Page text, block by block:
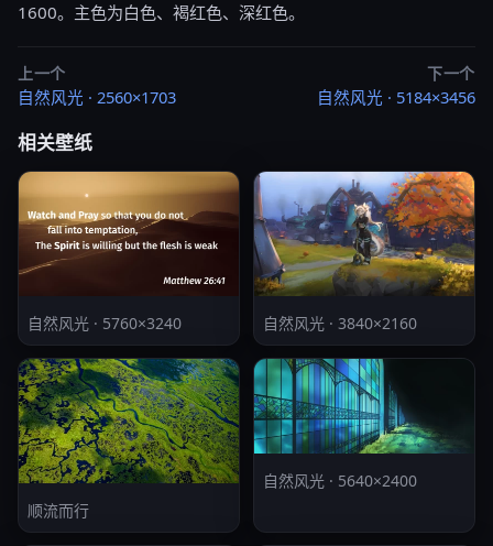
1600。主色为白色、褐红色、深红色。
上一个
自然风光 · 2560×1703
下一个
自然风光 · 5184×3456
相关壁纸
自然风光 · 5760×3240 自然风光 · 3840×2160
顺流而行
自然风光 · 5640×2400